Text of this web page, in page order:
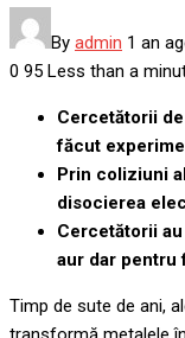
By admin 1 an
0 95 Less than a
Cercetătorii
făcut
Prin coliziuni
disocierea
Cercetătorii
aur dar pentru
Timp de sute de ani,